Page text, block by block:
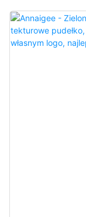
niepowtarzalnym
zgodnie z
gwarantuje ich wysoką